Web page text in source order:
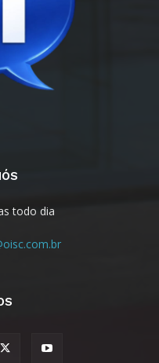
todo dia